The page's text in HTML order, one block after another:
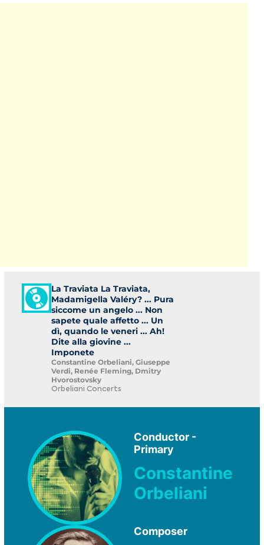
La Traviata La Traviata,
Madamigella Valéry? ... Pura
siccome un angelo ... Non
sapete quale affetto ... Un
dì, quando le veneri ... Ah!
Dite alla giovine ...
Imponete
Constantine Orbeliani, Giuseppe
Verdi, Renée Fleming, Dmitry
Hvorostovsky
Orbeliani Concerts
Conductor -
Primary
Constantine
Orbeliani
Composer